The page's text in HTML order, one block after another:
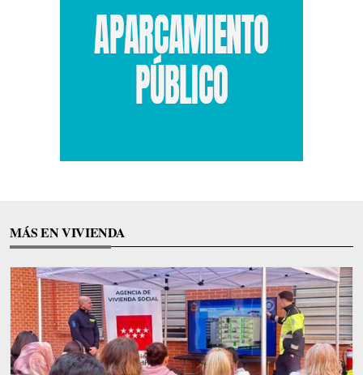
MÁS EN VIVIENDA